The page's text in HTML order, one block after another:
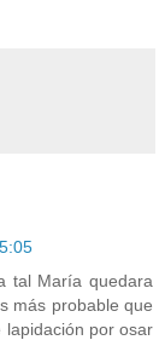
tal María quedara
más probable que
lapidación por osar